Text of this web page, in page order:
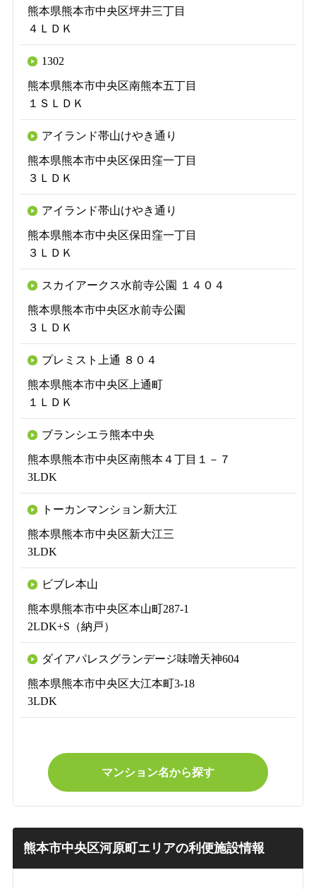
熊本県熊本市中央区坪井三丁目
４ＬＤＫ
1302
熊本県熊本市中央区南熊本五丁目
１ＳＬＤＫ
アイランド帯山けやき通り
熊本県熊本市中央区保田窪一丁目
３ＬＤＫ
アイランド帯山けやき通り
熊本県熊本市中央区保田窪一丁目
３ＬＤＫ
スカイアークス水前寺公園 １４０４
熊本県熊本市中央区水前寺公園
３ＬＤＫ
プレミスト上通 ８０４
熊本県熊本市中央区上通町
１ＬＤＫ
ブランシエラ熊本中央
熊本県熊本市中央区南熊本４丁目１－７
3LDK
トーカンマンション新大江
熊本県熊本市中央区新大江三
3LDK
ビブレ本山
熊本県熊本市中央区本山町287-1
2LDK+S（納戸）
ダイアパレスグランデージ味噌天神604
熊本県熊本市中央区大江本町3-18
3LDK
マンション名から探す
熊本市中央区河原町エリアの利便施設情報